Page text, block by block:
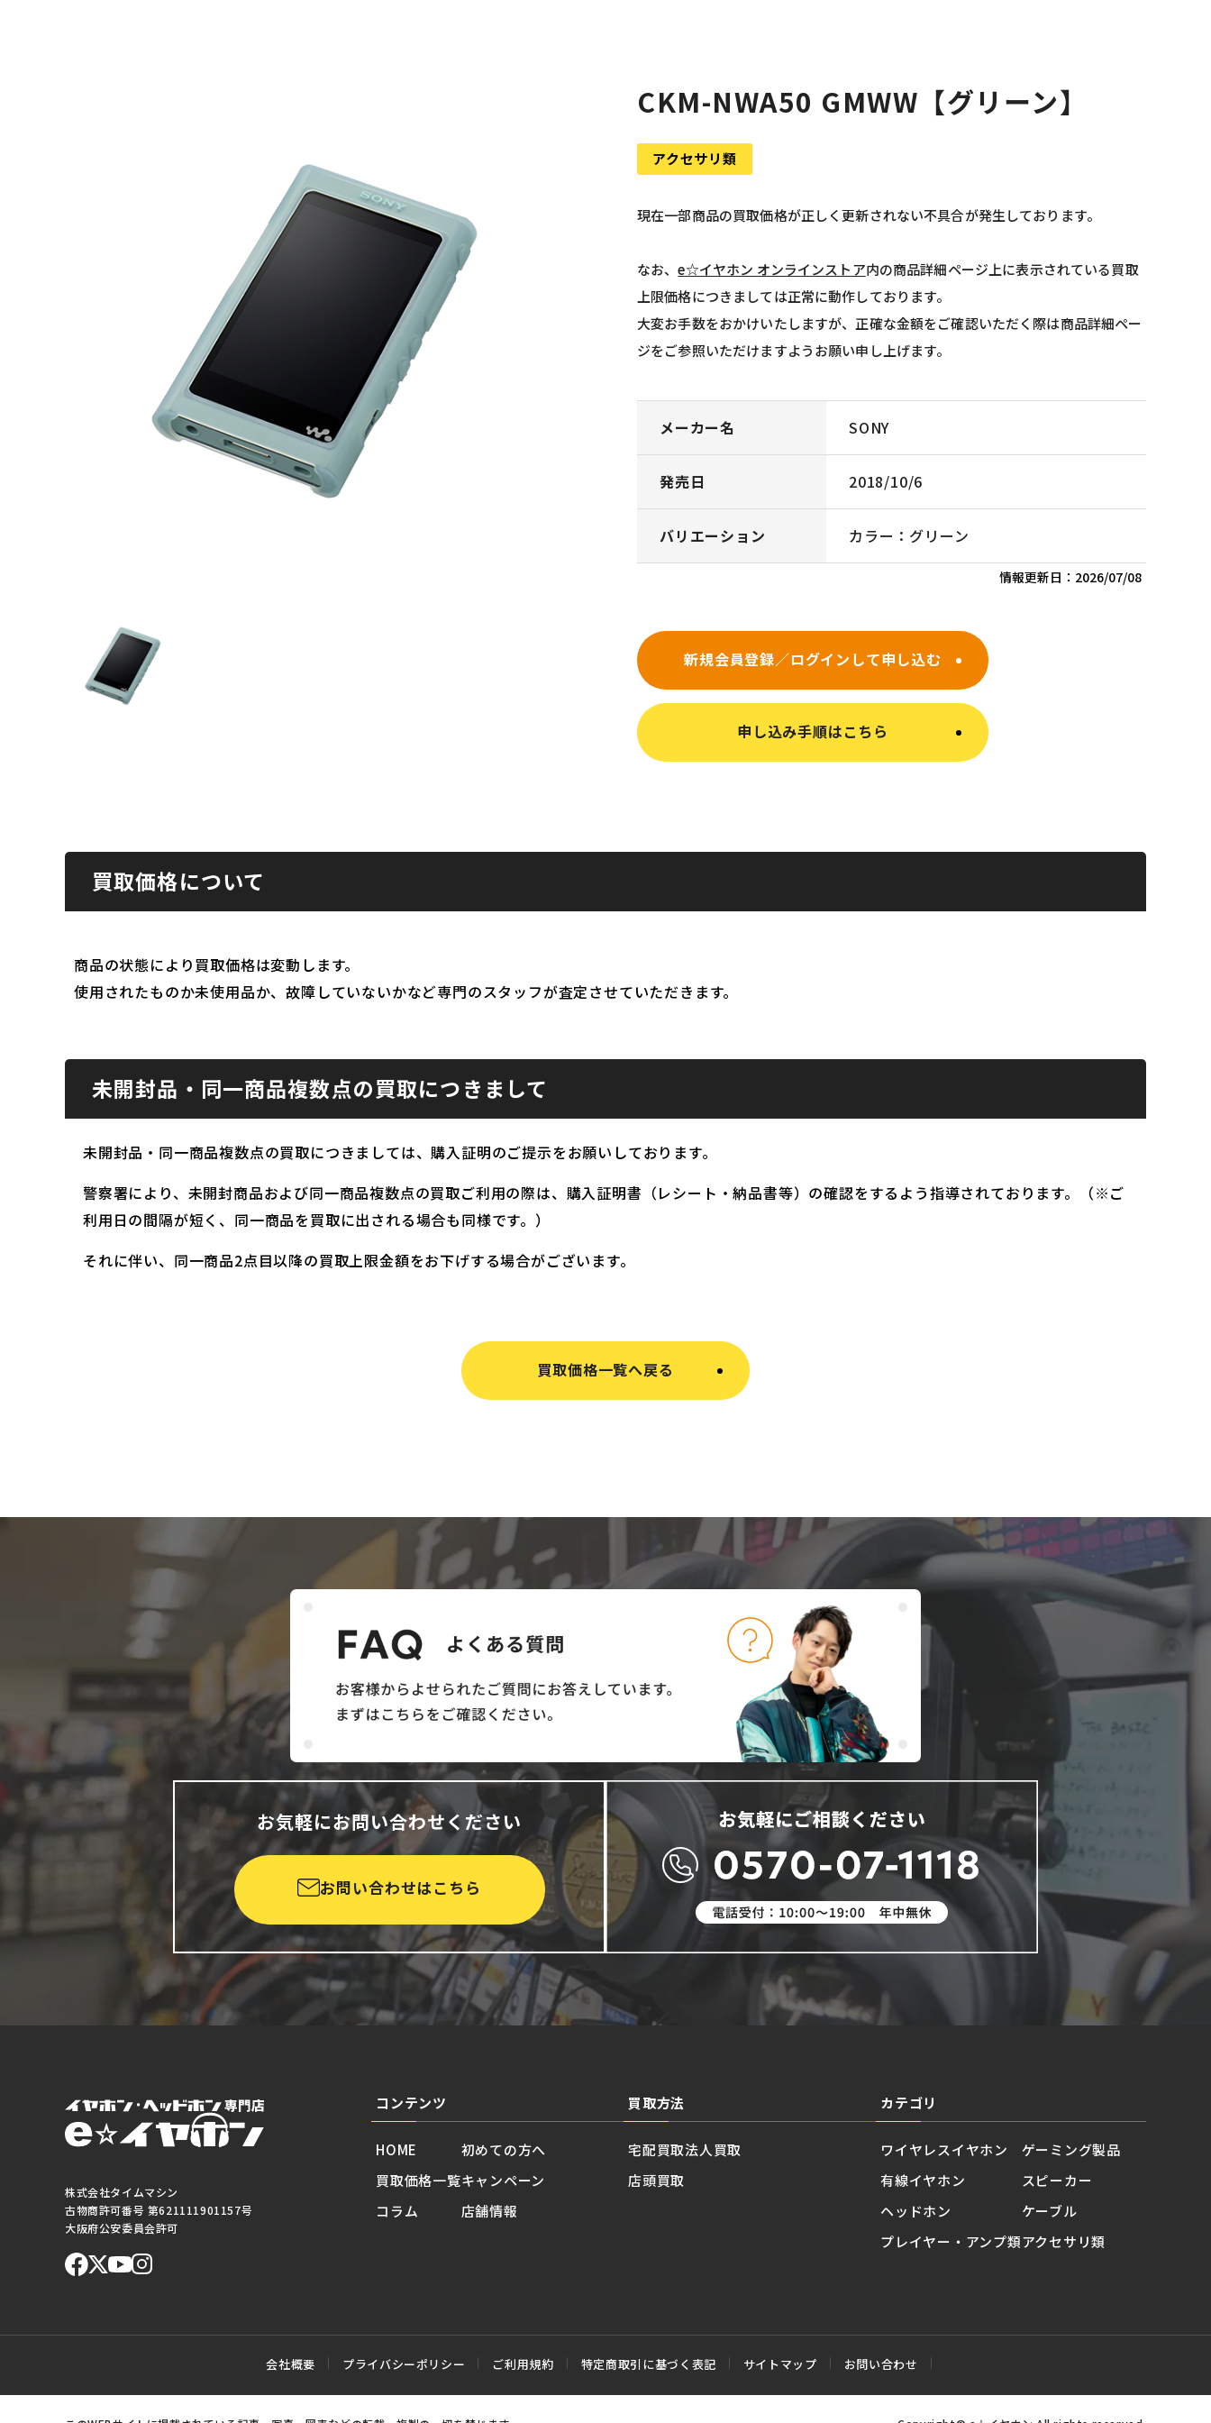
CKM-NWA50 GMWW【グリーン】
アクセサリ類
現在一部商品の買取価格が正しく更新されない不具合が発生しております。
なお、e☆イヤホン オンラインストア内の商品詳細ページ上に表示されている買取
上限価格につきましては正常に動作しております。
大変お手数をおかけいたしますが、正確な金額をご確認いただく際は商品詳細ペー
ジをご参照いただけますようお願い申し上げます。
メーカー名 SONY
発売日 2018/10/6
バリエーション カラー：グリーン
情報更新日： 2026/07/08
新規会員登録／ログインして申し込む
申し込み手順はこちら
買取価格について
商品の状態により買取価格は変動します。
使用されたものか未使用品か、故障していないかなど専門のスタッフが査定させていただきます。
未開封品・同一商品複数点の買取につきまして
未開封品・同一商品複数点の買取につきましては、購入証明のご提示をお願いしております。
警察署により、未開封商品および同一商品複数点の買取ご利用の際は、購入証明書（レシート・納品書等）の確認をするよう指導されております。（※ご
利用日の間隔が短く、同一商品を買取に出される場合も同様です。）
それに伴い、同一商品2点目以降の買取上限金額をお下げする場合がございます。
買取価格一覧へ戻る
お気軽にお問い合わせください
お問い合わせはこちら
株式会社タイムマシン
古物商許可番号 第621111901157号
大阪府公安委員会許可
コンテンツ
HOME
買取価格一覧
コラム
初めての方へ
キャンペーン
店舗情報
買取方法
宅配買取
店頭買取
法人買取
カテゴリ
ワイヤレスイヤホン
有線イヤホン
ヘッドホン
プレイヤー・アンプ類
ゲーミング製品
スピーカー
ケーブル
アクセサリ類
会社概要 プライバシーポリシー ご利用規約 特定商取引に基づく表記 サイトマップ お問い合わせ